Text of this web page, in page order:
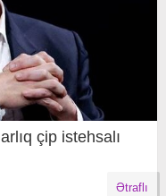
çip istehsalı
Ətraflı